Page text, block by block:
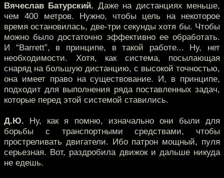
Вячеслав Батурский. Даже на дистанциях меньше,
чем 400 метров. Нужно, чтобы цель на некоторое
время остановилась, две-три секунды хотя бы. Чтобы
можно было достаточно эффективно ее обработать.
И “Barrett”, в принципе, в такой работе... Ну, нет
необходимости. Хотя, как система, посылающая
снаряд на большую дистанцию, с высокой точностью,
она имеет право на существование. И, в принципе,
подходит для выполнения ряда поставленных задач,
которые перед этой системой ставились.
Д.Ю. Ну, как я помню, изначально они были для
борьбы с транспортными средствами, чтобы
простреливать двигатели. Ибо патрон мощный, пуля
серьезная. Вот, раздробила движок и дальше никуда
не едешь.